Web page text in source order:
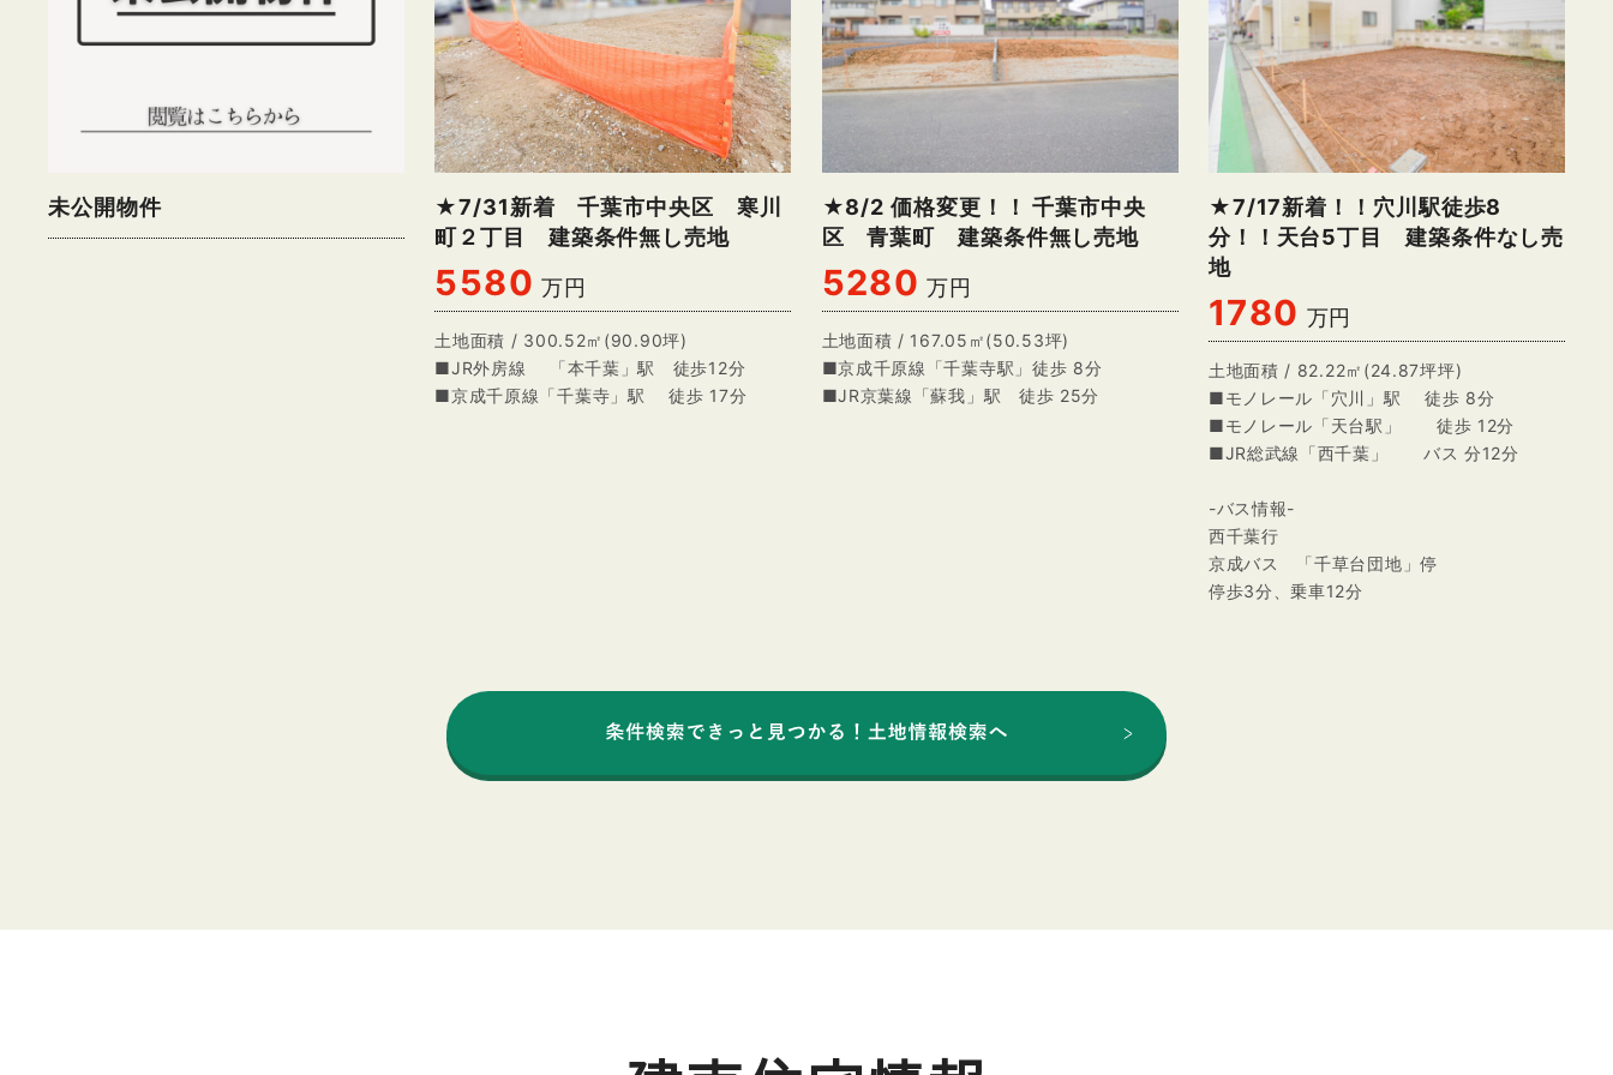
未公開物件
★7/31新着 千葉市中央区 寒川
町２丁目 建築条件無し売地
5580 万円
土地面積 / 300.52㎡(90.90坪)
■JR外房線 「本千葉」駅 徒歩12分
■京成千原線「千葉寺」駅 徒歩 17分
★8/2 価格変更！！ 千葉市中央
区 青葉町 建築条件無し売地
5280 万円
土地面積 / 167.05㎡(50.53坪)
■京成千原線「千葉寺駅」徒歩 8分
■JR京葉線「蘇我」駅 徒歩 25分
★7/17新着！！穴川駅徒歩8
分！！天台5丁目 建築条件なし売
地
1780 万円
土地面積 / 82.22㎡(24.87坪坪)
■モノレール「穴川」駅 徒歩 8分
■モノレール「天台駅」 徒歩 12分
■JR総武線「西千葉」 バス 分12分
-バス情報-
西千葉行
京成バス 「千草台団地」停
停歩3分、乗車12分